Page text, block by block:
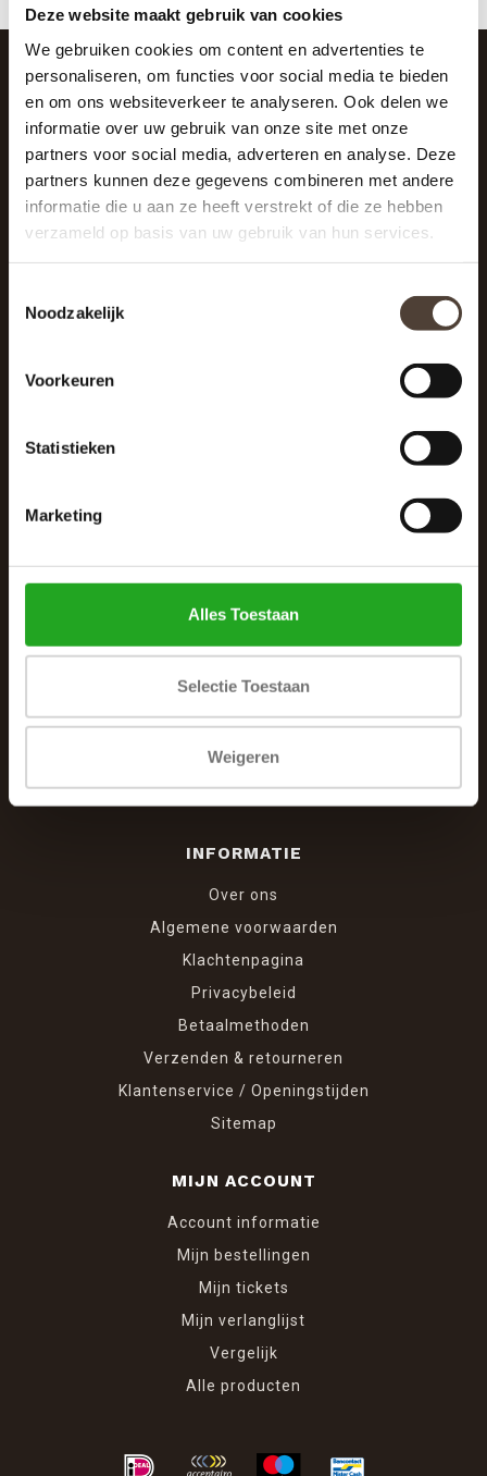
Deze website maakt gebruik van cookies
We gebruiken cookies om content en advertenties te
personaliseren, om functies voor social media te bieden
en om ons websiteverkeer te analyseren. Ook delen we
informatie over uw gebruik van onze site met onze
partners voor social media, adverteren en analyse. Deze
partners kunnen deze gegevens combineren met andere
informatie die u aan ze heeft verstrekt of die ze hebben
verzameld op basis van uw gebruik van hun services.
Noodzakelijk
Voorkeuren
Statistieken
Marketing
Alles Toestaan
Selectie Toestaan
Weigeren
SCHRIJF JE IN VOOR DE NIEUWSBRIEF
And stay up to date with our latest offers
040 287 12 00
info@dewoonhoek.nl
INFORMATIE
Over ons
Algemene voorwaarden
Klachtenpagina
Privacybeleid
Betaalmethoden
Verzenden & retourneren
Klantenservice / Openingstijden
Sitemap
MIJN ACCOUNT
Account informatie
Mijn bestellingen
Mijn tickets
Mijn verlanglijst
Vergelijk
Alle producten